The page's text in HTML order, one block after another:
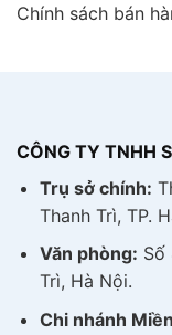
Chính sách bán
CÔNG TY TNHH
Trụ sở chính:
Thanh Trì, TP.
Văn phòng: Số
Trì, Hà Nội.
Chi nhánh